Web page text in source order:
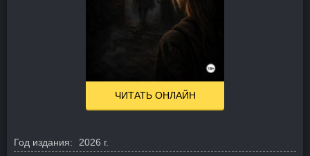
ЧИТАТЬ ОНЛАЙН
Год издания:
2026 г.